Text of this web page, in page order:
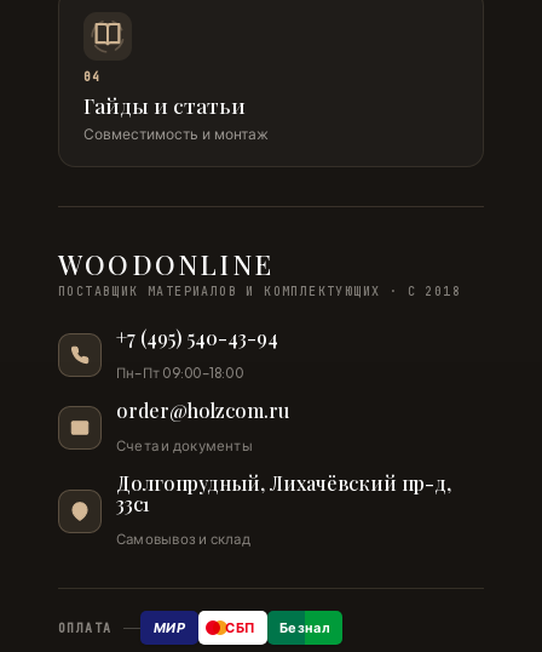
04
Гайды и статьи
Совместимость и монтаж
WOODONLINE
ПОСТАВЩИК МАТЕРИАЛОВ И КОМПЛЕКТУЮЩИХ · С 2018
+7 (495) 540-43-94
Пн–Пт 09:00–18:00
order@holzcom.ru
Счета и документы
Долгопрудный, Лихачёвский пр-д,
33с1
Самовывоз и склад
ОПЛАТА МИР СБП Безнал